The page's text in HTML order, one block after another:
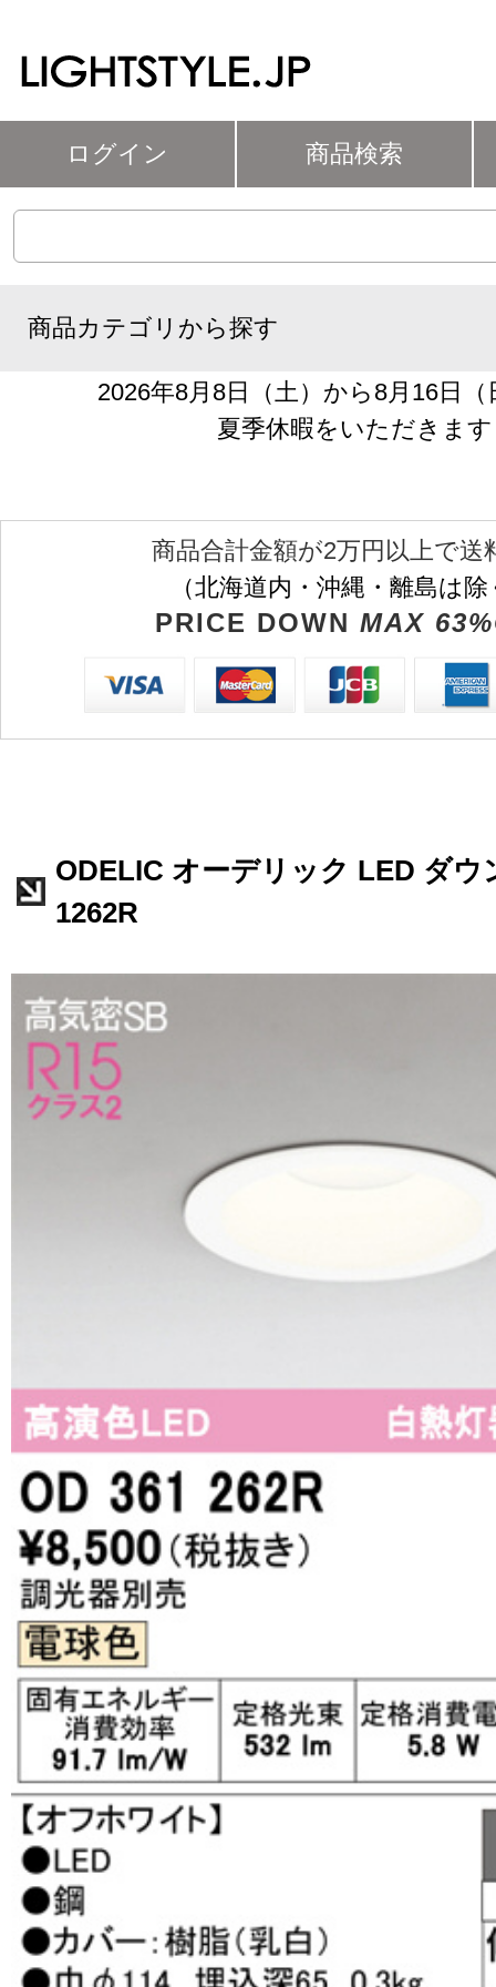
ログイン 商品検索
商品カテゴリから探す
2026年8月8日（土）から8月16日
夏季休暇をいただきます
商品合計金額が2万円以上で送
（北海道内・沖縄・離島は
PRICE DOWN MAX
ODELIC オーデリック LED ダウ
1262R